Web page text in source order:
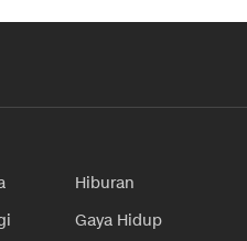
Hiburan
Gaya Hidup